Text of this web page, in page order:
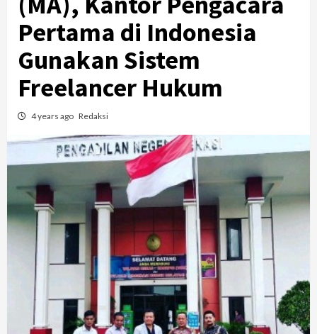
Pertama di Indonesia
Gunakan Sistem
Freelancer Hukum
4 years ago Redaksi